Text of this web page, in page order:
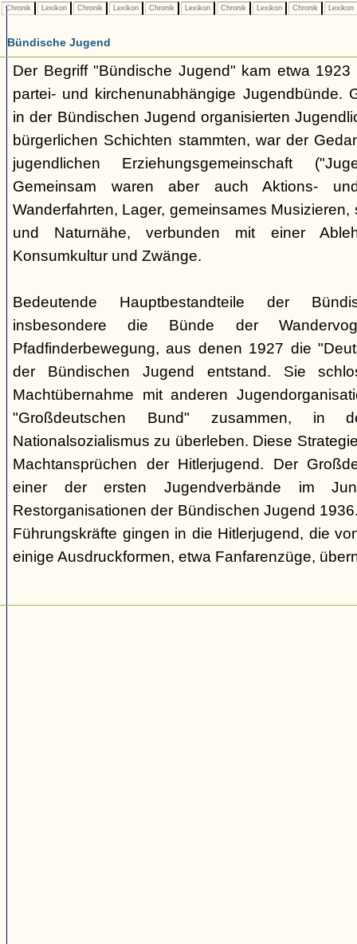
Chronik Lexikon Chronik Lexikon Chronik Lexikon Chronik Lexikon Chronik Lexikon
Bündische Jugend
Der Begriff "Bündische Jugend" kam etwa
partei- und kirchenunabhängige Jugendbünde.
in der Bündischen Jugend organisierten
bürgerlichen Schichten stammten, war der
jugendlichen Erziehungsgemeinschaft
Gemeinsam waren aber auch Aktions-
Wanderfahrten, Lager, gemeinsames
und Naturnähe, verbunden mit einer
Konsumkultur und Zwänge.
Bedeutende Hauptbestandteile der
insbesondere die Bünde der
Pfadfinderbewegung, aus denen 1927 die
der Bündischen Jugend entstand. Sie
Machtübernahme mit anderen
"Großdeutschen Bund" zusammen,
Nationalsozialismus zu überleben. Diese
Machtansprüchen der Hitlerjugend. Der
einer der ersten Jugendverbände im
Restorganisationen der Bündischen Jugend
Führungskräfte gingen in die Hitlerjugend, die
einige Ausdruckformen, etwa Fanfarenzüge,